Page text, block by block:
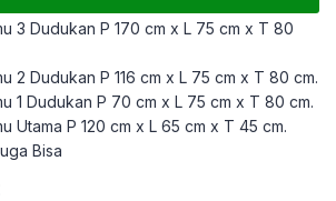
3 Dudukan P 170 cm x L 75 cm x T 80
2 Dudukan P 116 cm x L 75 cm x T 80 cm.
1 Dudukan P 70 cm x L 75 cm x T 80 cm.
Utama P 120 cm x L 65 cm x T 45 cm.
Bisa